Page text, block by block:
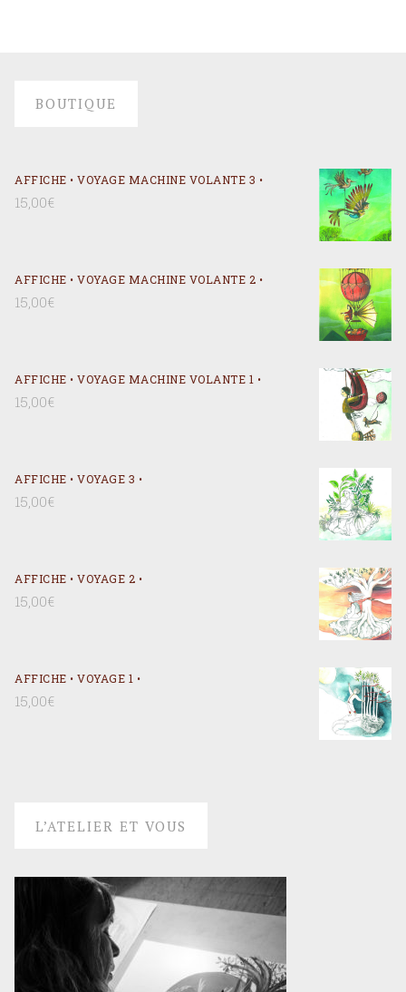
BOUTIQUE
AFFICHE • VOYAGE MACHINE VOLANTE 3 •
15,00€
AFFICHE • VOYAGE MACHINE VOLANTE 2 •
15,00€
AFFICHE • VOYAGE MACHINE VOLANTE 1 •
15,00€
AFFICHE • VOYAGE 3 •
15,00€
AFFICHE • VOYAGE 2 •
15,00€
AFFICHE • VOYAGE 1 •
15,00€
L’ATELIER ET VOUS